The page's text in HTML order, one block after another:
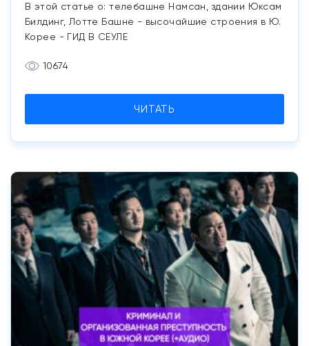
В этой статье о: телебашне Намсан, здании Юксам
Билдинг, Лотте Башне - высочайшие строения в Ю.
Корее - ГИД В СЕУЛЕ
10674
ЧИТАТЬ